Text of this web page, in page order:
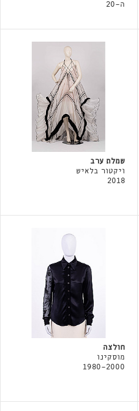
ה-20
שמלת ערב
ויקטור בלאיש
2018
חולצה
מוסקינו
1980-2000